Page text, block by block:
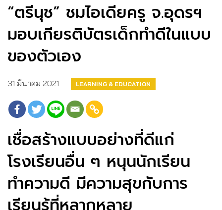
“ตรีนุช” ชมไอเดียครู จ.อุดรฯ
มอบเกียรติบัตรเด็กทำดีในแบบ
ของตัวเอง
31 มีนาคม 2021 LEARNING & EDUCATION
เชื่อสร้างแบบอย่างที่ดีแก่
โรงเรียนอื่น ๆ หนุนนักเรียน
ทำความดี มีความสุขกับการ